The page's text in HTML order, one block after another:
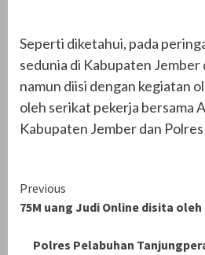
Seperti diketahui, pada
sedunia di Kabupaten Jember
namun diisi dengan kegiatan
oleh serikat pekerja bersama
Kabupaten Jember dan
Continue
Reading
Previous
75M uang Judi Online disita
Polres Pelabuhan